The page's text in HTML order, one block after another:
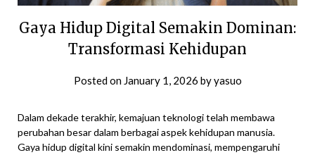
Gaya Hidup Digital Semakin Dominan:
Transformasi Kehidupan
Posted on January 1, 2026 byyasuo
Dalam dekade terakhir, kemajuan teknologi telah membawa
perubahan besar dalam berbagai aspek kehidupan manusia.
Gaya hidup digital kini semakin mendominasi, mempengaruhi